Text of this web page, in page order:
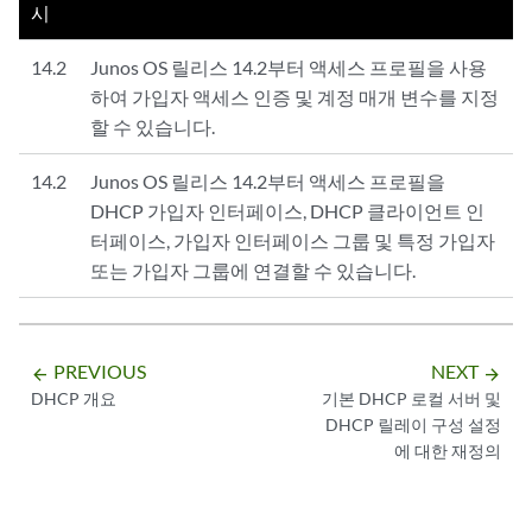
시
14.2
Junos OS 릴리스 14.2부터 액세스 프로필을 사용
하여 가입자 액세스 인증 및 계정 매개 변수를 지정
할 수 있습니다.
14.2
Junos OS 릴리스 14.2부터 액세스 프로필을
DHCP 가입자 인터페이스, DHCP 클라이언트 인
터페이스, 가입자 인터페이스 그룹 및 특정 가입자
또는 가입자 그룹에 연결할 수 있습니다.
arrow_backward PREVIOUS
DHCP 개요
NEXT arrow_forward
기본 DHCP 로컬 서버 및
DHCP 릴레이 구성 설정
에 대한 재정의